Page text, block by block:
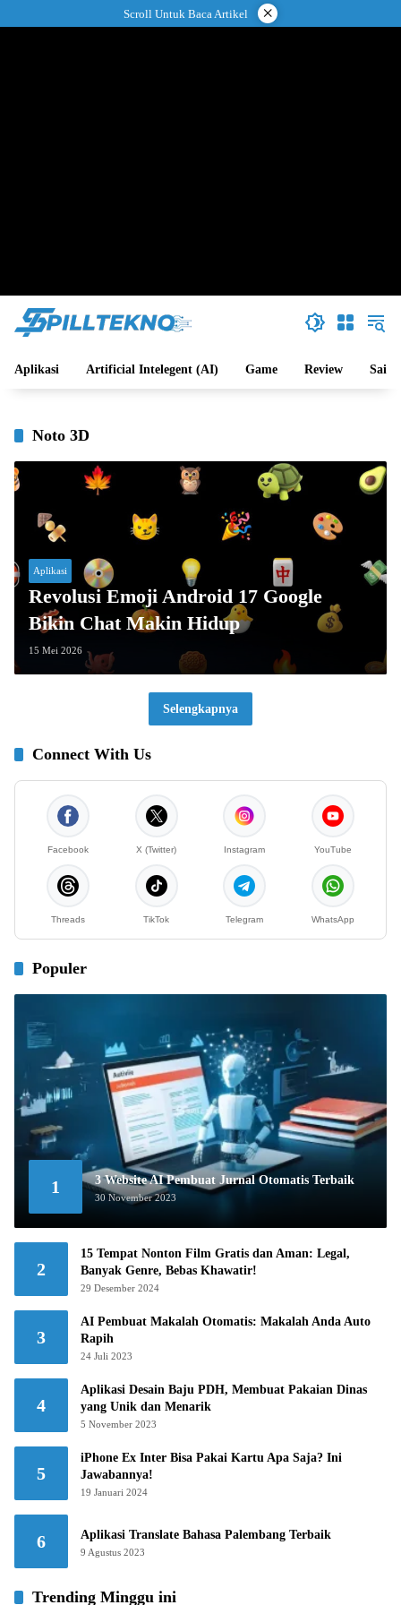
ke
Scroll Untuk Baca Artikel ×
Aplikasi Artificial Intelegent (AI) Game Review Sains
Noto 3D
Aplikasi
Revolusi Emoji Android 17 Google
Bikin Chat Makin Hidup
15 Mei 2026
Selengkapnya
Connect With Us
Facebook X (Twitter) Instagram YouTube
Threads TikTok Telegram WhatsApp
Populer
1 3 Website AI Pembuat Jurnal Otomatis Terbaik
30 November 2023
2
15 Tempat Nonton Film Gratis dan Aman: Legal,
Banyak Genre, Bebas Khawatir!
29 Desember 2024
3
AI Pembuat Makalah Otomatis: Makalah Anda Auto
Rapih
24 Juli 2023
4
Aplikasi Desain Baju PDH, Membuat Pakaian Dinas
yang Unik dan Menarik
5 November 2023
5
iPhone Ex Inter Bisa Pakai Kartu Apa Saja? Ini
Jawabannya!
19 Januari 2024
6 Aplikasi Translate Bahasa Palembang Terbaik
9 Agustus 2023
Trending Minggu ini